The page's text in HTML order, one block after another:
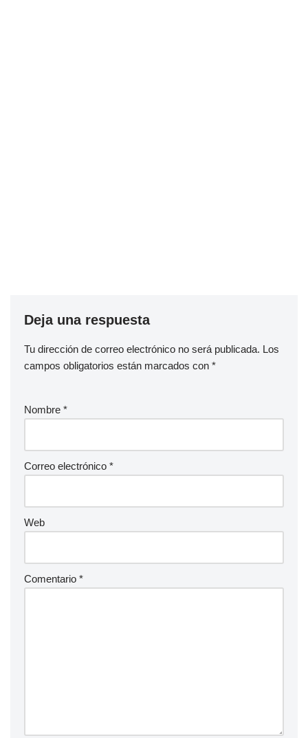
Deja una respuesta
Tu dirección de correo electrónico no será publicada. Los
campos obligatorios están marcados con *
Nombre *
Correo electrónico *
Web
Comentario *